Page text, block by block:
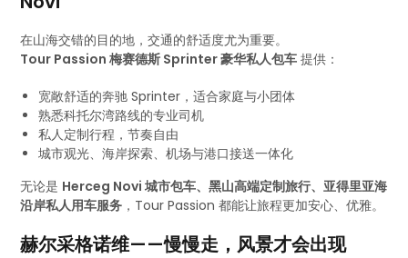
在山海交错的目的地，交通的舒适度尤为重要。
Tour Passion 梅赛德斯 Sprinter 豪华私人包车 提供：
宽敞舒适的奔驰 Sprinter，适合家庭与小团体
熟悉科托尔湾路线的专业司机
私人定制行程，节奏自由
城市观光、海岸探索、机场与港口接送一体化
无论是 Herceg Novi 城市包车、黑山高端定制旅行、亚得里亚海
沿岸私人用车服务 ，Tour Passion 都能让旅程更加安心、优雅。
赫尔采格诺维——慢慢走，风景才会出现